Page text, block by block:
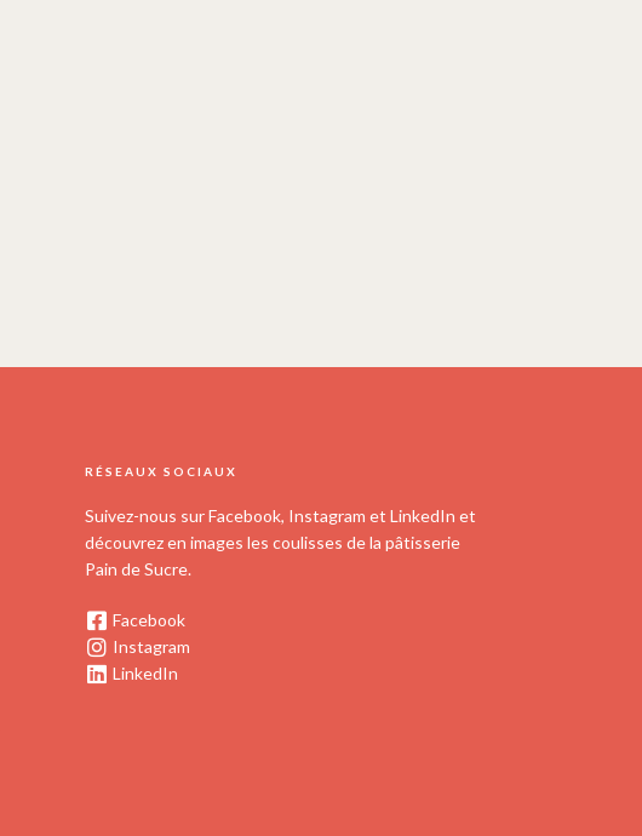
RÉSEAUX SOCIAUX
Suivez-nous sur Facebook, Instagram et LinkedIn et
découvrez en images les coulisses de la pâtisserie
Pain de Sucre.
Facebook
Instagram
LinkedIn